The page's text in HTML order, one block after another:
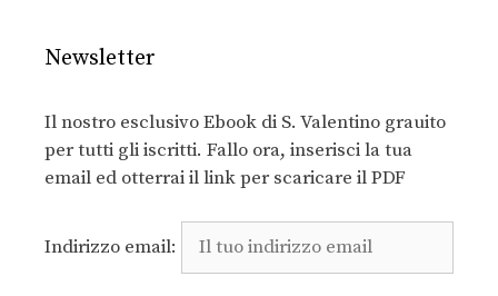
Newsletter
Il nostro esclusivo Ebook di S. Valentino grauito
per tutti gli iscritti. Fallo ora, inserisci la tua
email ed otterrai il link per scaricare il PDF
Indirizzo email: